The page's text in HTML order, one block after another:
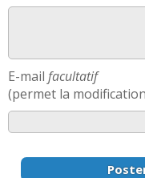
E-mail facultatif
(permet la